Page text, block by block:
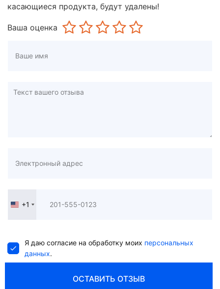
касающиеся продукта, будут удалены!
Ваша оценка
United
+1
Я даю согласие на обработку моих персональных
данных.
ОСТАВИТЬ ОТЗЫВ